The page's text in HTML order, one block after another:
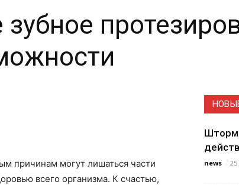
причинам могут лишаться части
всего организма. К счастью,
news -